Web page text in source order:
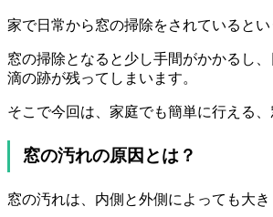
家で日常から窓の掃除をされていると
窓の掃除となると少し手間がかかるし
滴の跡が残ってしまいます。
そこで今回は、家庭でも簡単に行える
窓の汚れの原因とは？
窓の汚れは、内側と外側によっても大き